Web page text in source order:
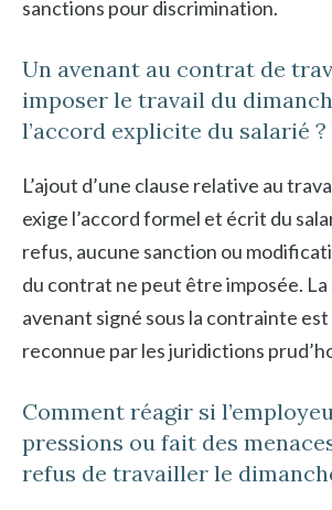
sanctions pour discrimination.
Un avenant au contrat de
imposer le travail du
l’accord explicite du salarié ?
L’ajout d’une clause relative au
exige l’accord formel et écrit du
refus, aucune sanction ou
du contrat ne peut être imposée. La
avenant signé sous la contrainte
reconnue par les juridictions
Comment réagir si
pressions ou fait des
refus de travailler le